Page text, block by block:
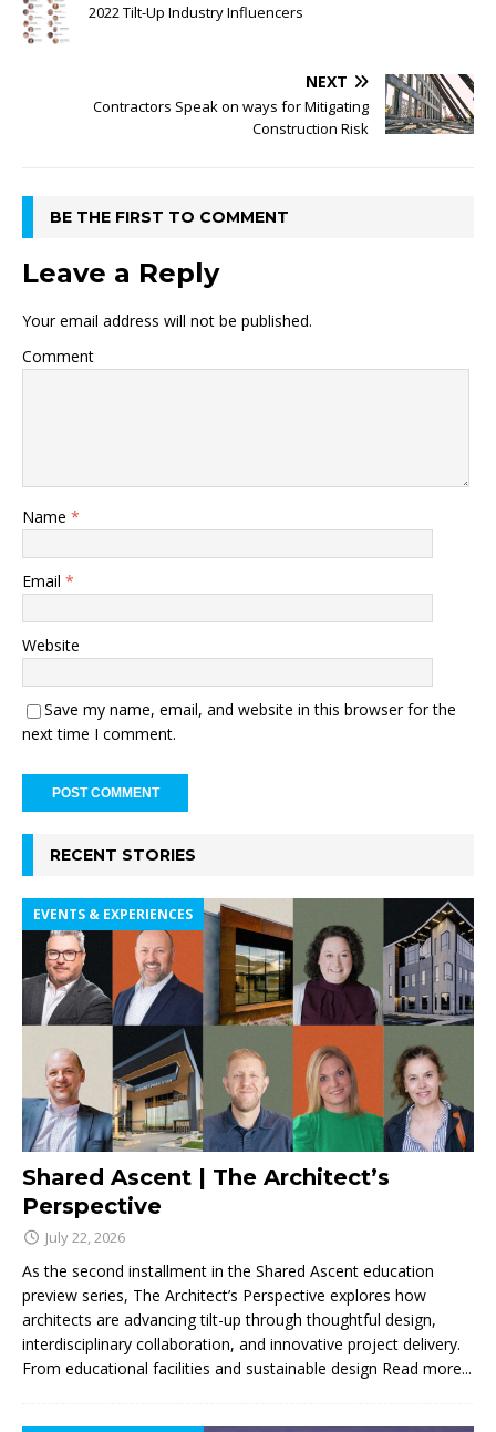
2022 Tilt-Up Industry Influencers
NEXT
Contractors Speak on ways for Mitigating
Construction Risk
BE THE FIRST TO COMMENT
Leave a Reply
Your email address will not be published.
Comment
Name *
Email *
Website
Save my name, email, and website in this browser for the
next time I comment.
RECENT STORIES
Shared Ascent | The Architect’s
Perspective
EVENTS & EXPERIENCES
July 22, 2026
As the second installment in the Shared Ascent education
preview series, The Architect’s Perspective explores how
architects are advancing tilt-up through thoughtful design,
interdisciplinary collaboration, and innovative project delivery.
From educational facilities and sustainable design Read more...